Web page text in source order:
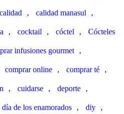
calidad , calidad manasul ,
, cocktail , cóctel , Cócteles
infusiones gourmet ,
comprar online , comprar té ,
, cuidarse , deporte ,
día de los enamorados , diy ,